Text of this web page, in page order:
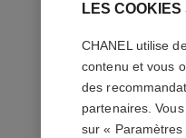
LES
CHANEL utilise
contenu et vous
des
partenaires.
sur «